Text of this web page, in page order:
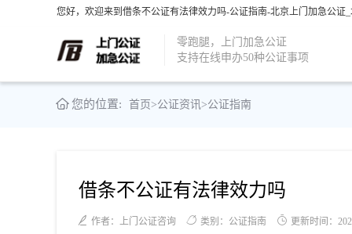
您好，欢迎来到借条不公证有法律效力吗-公证指南-北京上门加急公
零跑腿，上门加急公证
支持在线申办50种公证事项
您的位置: 首页>公证资讯>公证指南
借条不公证有法律效力吗
作者：上门公证咨询 类别：公证指南 更新时间：